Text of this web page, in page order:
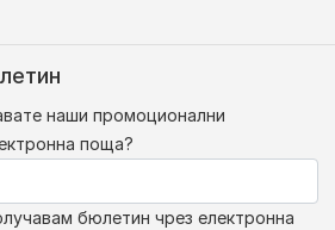
наши промоционални
поща?
бюлетин чрез електронна